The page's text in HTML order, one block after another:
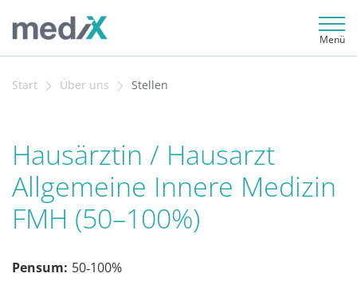
Menü
Start Über uns Stellen
Hausärztin / Hausarzt
Allgemeine Innere Medizin
FMH (50–100%)
Pensum: 50‐100%